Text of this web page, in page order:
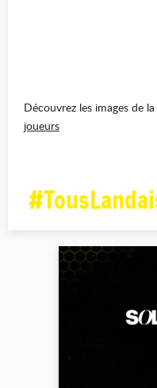
Découvrez les images de
joueurs